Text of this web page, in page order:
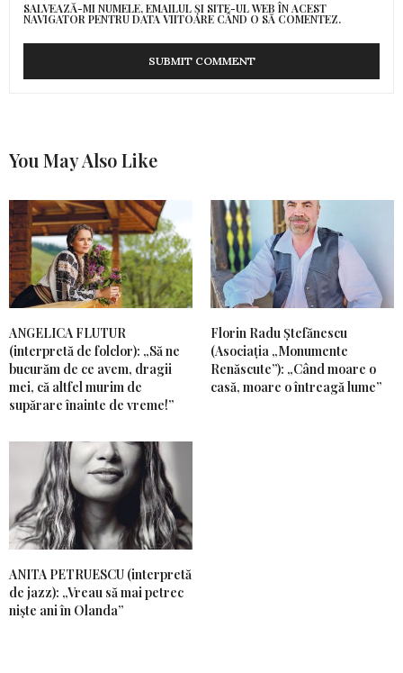
SALVEAZĂ-MI NUMELE, EMAILUL ȘI SITE-UL WEB ÎN ACEST
NAVIGATOR PENTRU DATA VIITOARE CÂND O SĂ COMENTEZ.
You May Also Like
ANGELICA FLUTUR
(interpretă de folclor): „Să ne
bucurăm de ce avem, dragii
mei, că altfel murim de
supărare înainte de vreme!”
Florin Radu Ștefănescu
(Asociația „Monumente
Renăscute”): „Când moare o
casă, moare o întreagă lume”
ANITA PETRUESCU (interpretă
de jazz): „Vreau să mai petrec
niște ani în Olanda”